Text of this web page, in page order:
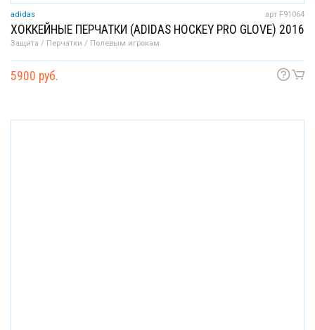
adidas арт F91064
ХОККЕЙНЫЕ ПЕРЧАТКИ (ADIDAS HOCKEY PRO GLOVE) 2016
Защита / Перчатки / Полевым игрокам
5900 руб.